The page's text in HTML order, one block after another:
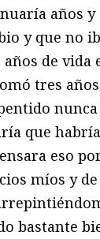
años y
y que no
de vida
tres
nunca
que
eso
míos y
bastante